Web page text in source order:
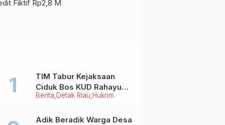
Berita Detak Riau Hukrim
TIM Tabur Kejaksaan
Ciduk Bos KUD Rahayu
Makmur Inhu di Kalbar,
Rp2,8 M
Adik Beradik Warga Desa